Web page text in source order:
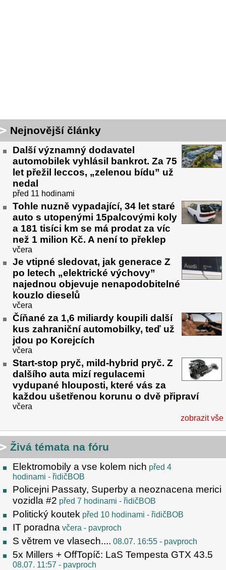
Nejnovější články
Další významný dodavatel
automobilek vyhlásil bankrot. Za 75
let přežil leccos, „zelenou bídu” už
nedal
před 11 hodinami
Tohle nuzně vypadající, 34 let staré
auto s utopenými 15palcovými koly
a 181 tisíci km se má prodat za víc
než 1 milion Kč. A není to překlep
včera
Je vtipné sledovat, jak generace Z
po letech „elektrické výchovy”
najednou objevuje nenapodobitelné
kouzlo dieselů
včera
Číňané za 1,6 miliardy koupili další
kus zahraniční automobilky, teď už
jdou po Korejcích
včera
Start-stop pryč, mild-hybrid pryč. Z
dalšího auta mizí regulacemi
vydupané hlouposti, které vás za
každou ušetřenou korunu o dvě připraví
včera
zobrazit vše
Živá témata na fóru
Elektromobily a vse kolem nich před 4
hodinami - řidičBOB
Policejni Passaty, Superby a neoznacena merici
vozidla #2 před 7 hodinami - řidičBOB
Politický koutek před 10 hodinami - řidičBOB
IT poradna včera - pavproch
S větrem ve vlasech.... 08.07. 16:55 - pavproch
5x Millers + OffTopíč: LaS Tempesta GTX 43.5
08.07. 11:57 - pavproch